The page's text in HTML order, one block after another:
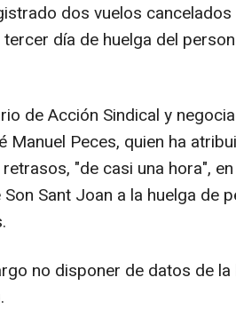
dos vuelos
día de huelga del
de Acción Sindical y
Manuel Peces, quien ha
"de casi una hora",
Sant Joan a la huelga de
no disponer de datos de la